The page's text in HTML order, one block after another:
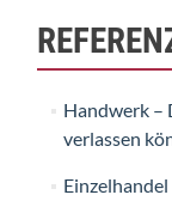
Handwerk –
verlassen